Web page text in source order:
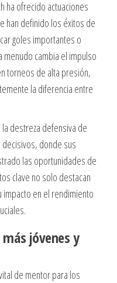
ha ofrecido actuaciones
han definido los éxitos de
goles importantes o
menudo cambia el impulso
torneos de alta presión,
la diferencia entre
destreza defensiva de
donde sus
las oportunidades de
clave no solo destacan
impacto en el rendimiento
jóvenes y
de mentor para los